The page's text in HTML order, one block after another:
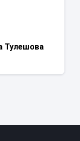
Тулешова